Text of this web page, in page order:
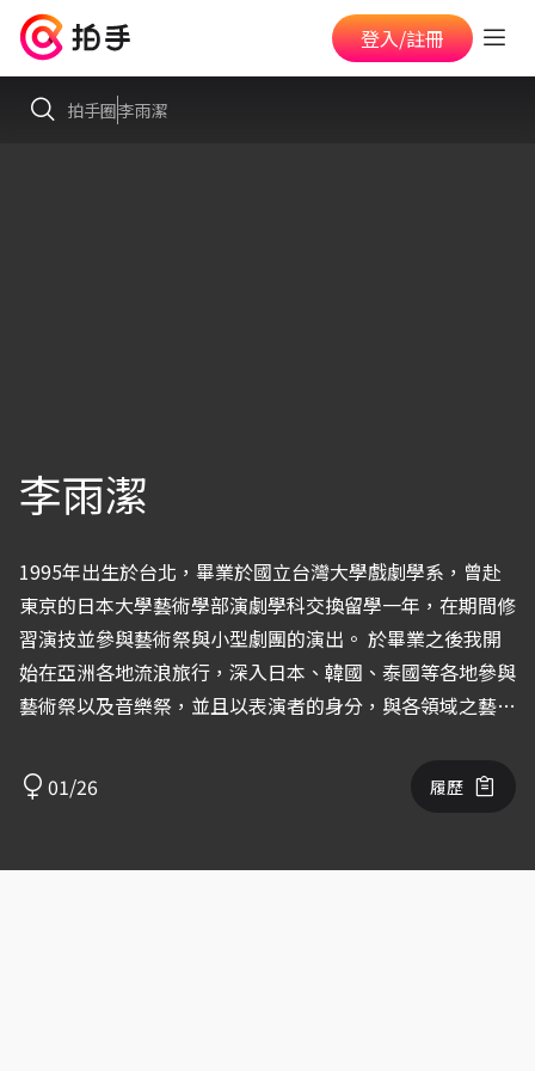
登入/註冊
拍手圈李雨潔
李雨潔
1995年出生於台北，畢業於國立台灣大學戲劇學系，曾赴
東京的日本大學藝術學部演劇學科交換留學一年，在期間修
習演技並參與藝術祭與小型劇團的演出。 於畢業之後我開
始在亞洲各地流浪旅行，深入日本、韓國、泰國等各地參與
藝術祭以及音樂祭，並且以表演者的身分，與各領域之藝術
蹈、繪畫、歌唱等。
01/26 履歷